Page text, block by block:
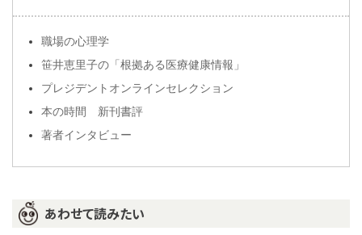
職場の心理学
笹井恵里子の「根拠ある医療健康情報」
プレジデントオンラインセレクション
本の時間 新刊書評
著者インタビュー
あわせて読みたい